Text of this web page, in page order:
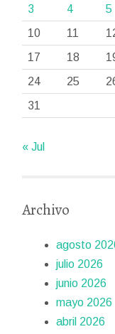
3
4 5
10
11
17
18
24
25
31
« Jul
Archivo
agosto
julio 2026
junio 2026
mayo 2026
abril 2026